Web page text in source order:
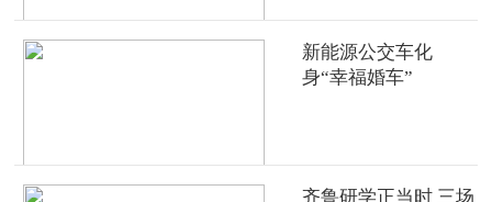
新能源公交车化
身“幸福婚车”
齐鲁研学正当时 三场